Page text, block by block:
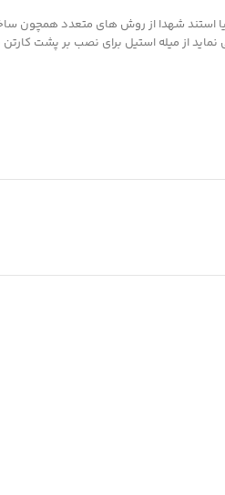
شهدا از روش های متعدد همچون
از میله استیل برای نصب بر پشت